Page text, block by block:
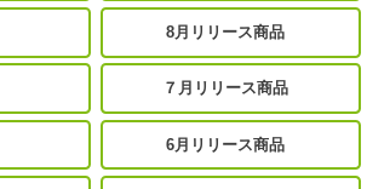
8月リリース商品
７月リリース商品
6月リリース商品